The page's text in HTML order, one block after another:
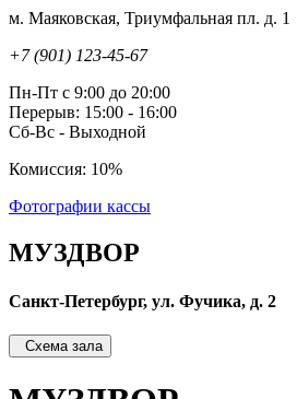
м. Маяковская, Триумфальная пл. д. 1
+7 (901) 123-45-67
Пн-Пт с 9:00 до 20:00
Перерыв: 15:00 - 16:00
Сб-Вс - Выходной
Комиссия: 10%
Фотографии кассы
МУЗДВОР
Санкт-Петербург, ул. Фучика, д. 2
Схема зала